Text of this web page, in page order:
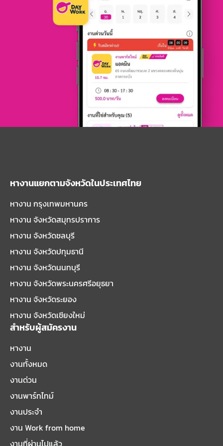
หางานแยกตามจังหวัดในประเทศไทย
หางาน กรุงเทพมหานคร
หางาน จังหวัดสมุทรปราการ
หางาน จังหวัดชลบุรี
หางาน จังหวัดปทุมธานี
หางาน จังหวัดนนทบุรี
หางาน จังหวัดพระนครศรีอยุธยา
หางาน จังหวัดระยอง
หางาน จังหวัดเชียงใหม่
สำหรับผู้สมัครงาน
หางาน
งานทั้งหมด
งานด่วน
งานพาร์ทไทม์
งานประจำ
งาน Work from home
งานที่ผ่านไปแล้ว